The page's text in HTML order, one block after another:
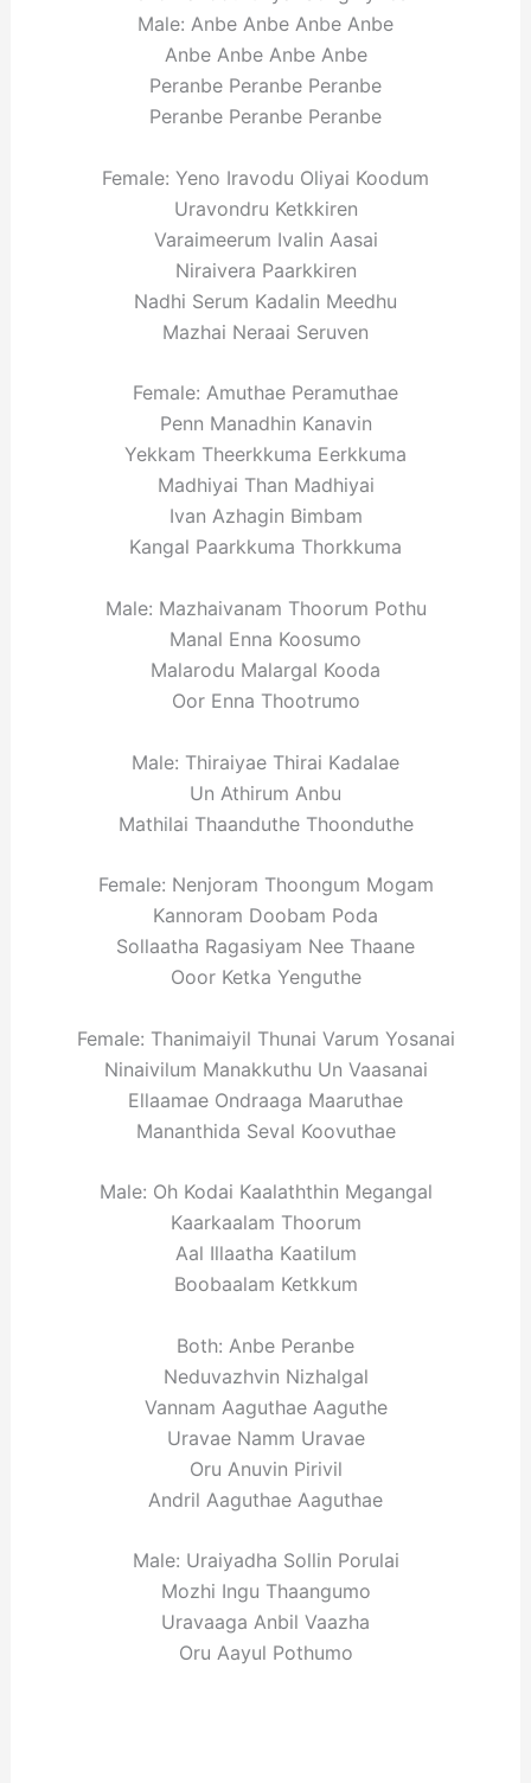
Male: Anbe Anbe Anbe Anbe
Anbe Anbe Anbe Anbe
Peranbe Peranbe Peranbe
Peranbe Peranbe Peranbe
Female: Yeno Iravodu Oliyai Koodum
Uravondru Ketkkiren
Varaimeerum Ivalin Aasai
Niraivera Paarkkiren
Nadhi Serum Kadalin Meedhu
Mazhai Neraai Seruven
Female: Amuthae Peramuthae
Penn Manadhin Kanavin
Yekkam Theerkkuma Eerkkuma
Madhiyai Than Madhiyai
Ivan Azhagin Bimbam
Kangal Paarkkuma Thorkkuma
Male: Mazhaivanam Thoorum Pothu
Manal Enna Koosumo
Malarodu Malargal Kooda
Oor Enna Thootrumo
Male: Thiraiyae Thirai Kadalae
Un Athirum Anbu
Mathilai Thaanduthe Thoonduthe
Female: Nenjoram Thoongum Mogam
Kannoram Doobam Poda
Sollaatha Ragasiyam Nee Thaane
Ooor Ketka Yenguthe
Female: Thanimaiyil Thunai Varum Yosanai
Ninaivilum Manakkuthu Un Vaasanai
Ellaamae Ondraaga Maaruthae
Mananthida Seval Koovuthae
Male: Oh Kodai Kaalaththin Megangal
Kaarkaalam Thoorum
Aal Illaatha Kaatilum
Boobaalam Ketkkum
Both: Anbe Peranbe
Neduvazhvin Nizhalgal
Vannam Aaguthae Aaguthe
Uravae Namm Uravae
Oru Anuvin Pirivil
Andril Aaguthae Aaguthae
Male: Uraiyadha Sollin Porulai
Mozhi Ingu Thaangumo
Uravaaga Anbil Vaazha
Oru Aayul Pothumo